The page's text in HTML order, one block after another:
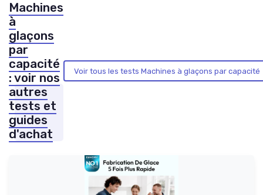
Machines
à
glaçons
par
capacité
: voir nos
autres
tests et
guides
d'achat
Voir tous les tests Machines à glaçons par